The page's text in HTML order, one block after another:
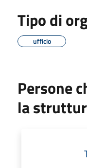
Tipo di
ufficio
Persone
la